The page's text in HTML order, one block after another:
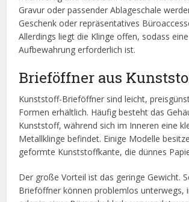
Gravur oder passender Ablageschale
Geschenk oder repräsentatives
Allerdings liegt die Klinge offen, sodass
Aufbewahrung erforderlich ist.
Brieföffner aus
Kunststoff-Brieföffner sind leicht,
Formen erhältlich. Häufig besteht das
Kunststoff, während sich im Inneren eine
Metallklinge befindet. Einige Modelle
geformte Kunststoffkante, die dünnes
Der große Vorteil ist das geringe Gewicht.
Brieföffner können problemlos unterwegs,